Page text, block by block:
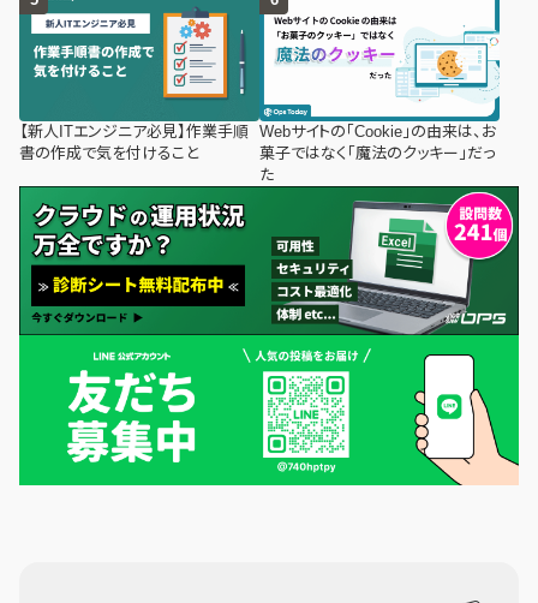
【新人ITエンジニア必見】作業手順
書の作成で気を付けること
Webサイトの「Cookie」の由来は、お
菓子ではなく「魔法のクッキー」だっ
た